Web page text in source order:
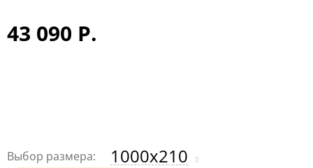
43 090 Р.
Выбор размера: 1000x210